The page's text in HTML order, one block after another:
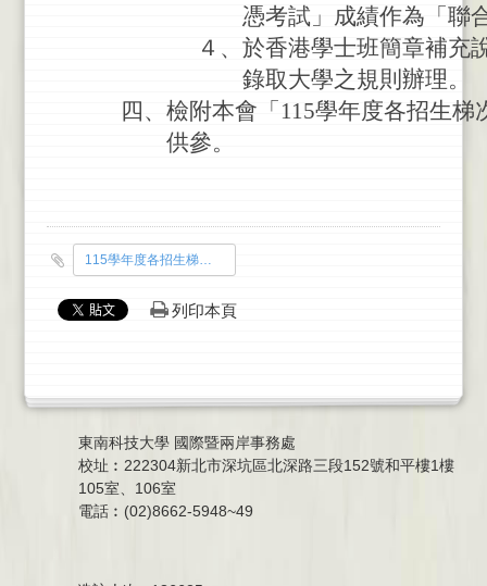
憑考試 」 成績作為 「聯
４ 、於香港學士班簡章補充
錄取大學之規則辦理。
四、檢附本會 「 115學年度各招生梯
供參。
115學年度各招生梯次作業期程表
列印本頁
東南科技大學 國際暨兩岸事務處
校址︰222304新北市深坑區北深路三段152號和平樓1樓
105室、106室
電話︰(02)8662-5948~49